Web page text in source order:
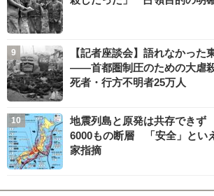
【記者座談会】語れなかった
――首都圏制圧のための大虐
死者・行方不明者25万人
地震列島と原発は共存でき
6000もの断層 「安全」とい
家指摘